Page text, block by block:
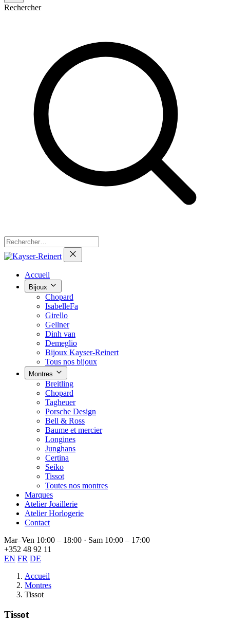
Rechercher
Accueil
Bijoux
Chopard
IsabelleFa
Girello
Gellner
Dinh van
Demeglio
Bijoux Kayser-Reinert
Tous nos bijoux
Montres
Breitling
Chopard
Tagheuer
Porsche Design
Bell & Ross
Baume et mercier
Longines
Junghans
Certina
Seiko
Tissot
Toutes nos montres
Marques
Atelier Joaillerie
Atelier Horlogerie
Contact
Mar–Ven 10:00 – 18:00 · Sam 10:00 – 17:00
+352 48 92 11
EN FR DE
Accueil
Montres
Tissot
Tissot